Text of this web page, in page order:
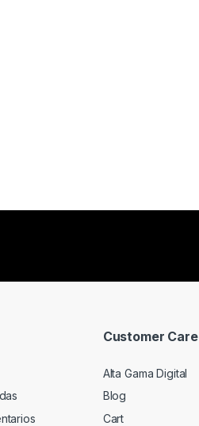
Customer Care
Alta Gama Digital
Blog
Cart